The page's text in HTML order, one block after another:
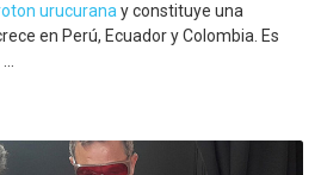
urucurana y constituye una
en Perú, Ecuador y Colombia. Es